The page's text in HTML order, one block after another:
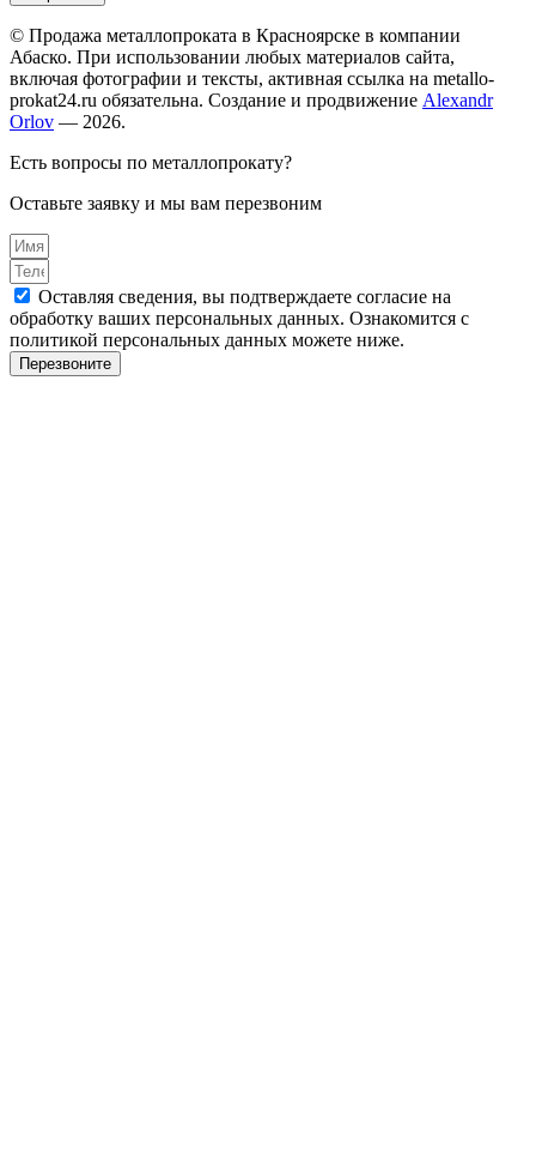
© Продажа металлопроката в Красноярске в компании
Абаско. При использовании любых материалов сайта,
включая фотографии и тексты, активная ссылка на metallo-
prokat24.ru обязательна. Создание и продвижение Alexandr
Orlov — 2026.
Есть вопросы по металлопрокату?
Оставьте заявку и мы вам перезвоним
Оставляя сведения, вы подтверждаете согласие на
обработку ваших персональных данных. Ознакомится с
политикой персональных данных можете ниже.
Перезвоните